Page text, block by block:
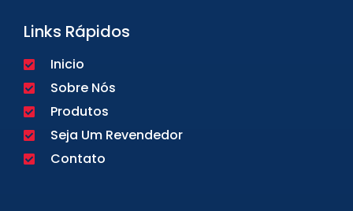
Links Rápidos
Inicio
Sobre Nós
Produtos
Seja Um Revendedor
Contato